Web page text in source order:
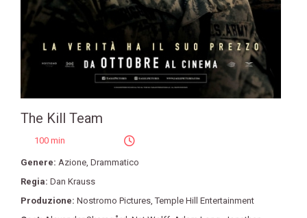
The Kill Team
100 min
Genere: Azione Drammatico
Regia: Dan Krauss
Produzione: Nostromo Pictures ,Temple Hill Entertainment